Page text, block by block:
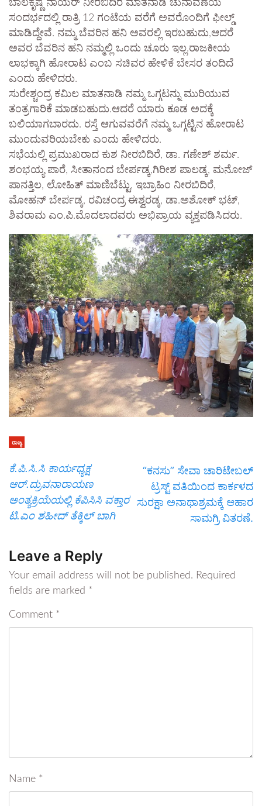
ಬಾಲಕೃಷ್ಣ ನಾಯರ್ ನೀರಬಿದಿರೆ ಮಾತನಾಡಿ ಚುನಾವಣೆಯ
ಸಂದರ್ಭದಲ್ಲಿ ರಾತ್ರಿ 12 ಗಂಟೆಯ ವರೆಗೆ ಅವರೊಂದಿಗೆ ಫೀಲ್ಡ್
ಮಾಡಿದ್ದೇವೆ. ನಮ್ಮ ಬೆವರಿನ ಹನಿ ಅವರಲ್ಲಿ ಇರಬಹುದು,ಆದರೆ
ಅವರ ಬೆವರಿನ ಹನಿ ನಮ್ಮಲ್ಲಿ ಒಂದು ಚೂರು ಇಲ್ಲ.ರಾಜಕೀಯ
ಲಾಭಕ್ಕಾಗಿ ಹೋರಾಟ ಎಂಬ ಸಚಿವರ ಹೇಳಿಕೆ ಬೇಸರ ತಂದಿದೆ
ಎಂದು ಹೇಳಿದರು.
ಸುರೇಶ್ಚಂದ್ರ ಕಮಿಲ ಮಾತನಾಡಿ ನಮ್ಮ ಒಗ್ಗಟನ್ನು ಮುರಿಯುವ
ತಂತ್ರಗಾರಿಕೆ ಮಾಡಬಹುದು.ಆದರೆ ಯಾರು ಕೂಡ ಅದಕ್ಕೆ
ಬಲಿಯಾಗಬಾರದು. ರಸ್ತೆ ಆಗುವವರೆಗೆ ನಮ್ಮ ಒಗ್ಗಟ್ಟಿನ ಹೋರಾಟ
ಮುಂದುವರಿಯಬೇಕು ಎಂದು ಹೇಳಿದರು.
ಸಭೆಯಲ್ಲಿ ಪ್ರಮುಖರಾದ ಕುಶ ನೀರಬಿದಿರೆ, ಡಾ. ಗಣೇಶ್ ಶರ್ಮ.
ಶಂಭಯ್ಯ ಪಾರೆ, ಸೀತಾನಂದ ಬೇರ್ಪಡ್ಕ,ಗಿರೀಶ ಪಾಲಡ್ಕ, ಮನೋಜ್
ಪಾನತ್ತಿಲ, ಲೋಹಿತ್ ಮಾಣಿಬೆಟ್ಟು, ಇಬ್ರಾಹಿಂ ನೀರಬಿದಿರೆ,
ಮೋಹನ್ ಬೇರ್ಪಡ್ಕ, ರವಿಚಂದ್ರ ಈಶ್ವರಡ್ಕ, ಡಾ.ಅಶೋಕ್ ಭಟ್,
ಶಿವರಾಮ ಎಂ.ಪಿ.ಮೊದಲಾದವರು ಅಭಿಪ್ರಾಯ ವ್ಯಕ್ತಪಡಿಸಿದರು.
ರಾಜ್ಯ
ಕೆ.ಪಿ.ಸಿ.ಸಿ ಕಾರ್ಯಧ್ಯಕ್ಷ
ಆರ್.ದ್ರುವನಾರಾಯಣ
ಅಂತ್ಯಕ್ರಿಯೆಯಲ್ಲಿ ಕೆಪಿಸಿಸಿ ವಕ್ತಾರ
ಟಿ.ಎಂ ಶಹೀದ್ ತೆಕ್ಕಿಲ್ ಬಾಗಿ
“ಕನಸು” ಸೇವಾ ಚಾರಿಟೇಬಲ್
ಟ್ರಸ್ಟ್ ವತಿಯಿಂದ ಕಾರ್ಕಳದ
ಸುರಕ್ಷಾ ಅನಾಥಾಶ್ರಮಕ್ಕೆ ಆಹಾರ
ಸಾಮಗ್ರಿ ವಿತರಣೆ.
Leave a Reply
Your email address will not be published. Required
fields are marked *
Comment *
Name *